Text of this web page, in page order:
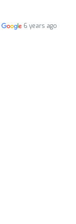
6 years ago